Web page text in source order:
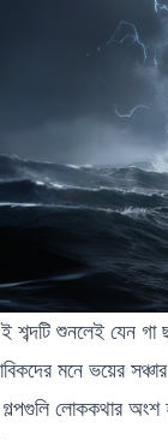
শব্দটি শুনলেই যেন
মনে ভয়ের
গল্পগুলি লোককথার